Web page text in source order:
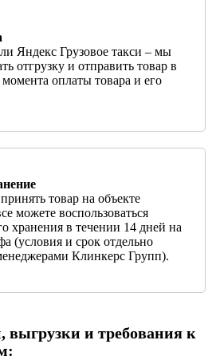
Яндекс Грузовое такси – мы
отгрузку и отправить товар в
оплаты товара и его
товар на объекте
можете воспользоваться
хранения в течении 14 дней на
(условия и срок отдельно
Клинкерс Групп).
выгрузки и требования к